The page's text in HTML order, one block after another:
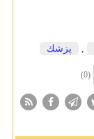
, پزشك
(0)